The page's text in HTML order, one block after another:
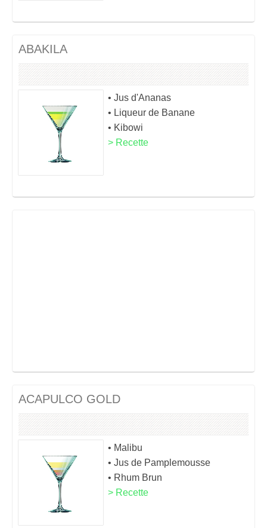
ABAKILA
• Jus d'Ananas
• Liqueur de Banane
• Kibowi
> Recette
ACAPULCO GOLD
• Malibu
• Jus de Pamplemousse
• Rhum Brun
> Recette